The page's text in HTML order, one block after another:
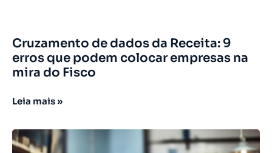
Cruzamento de dados da Receita: 9
erros que podem colocar empresas na
mira do Fisco
Leia mais »